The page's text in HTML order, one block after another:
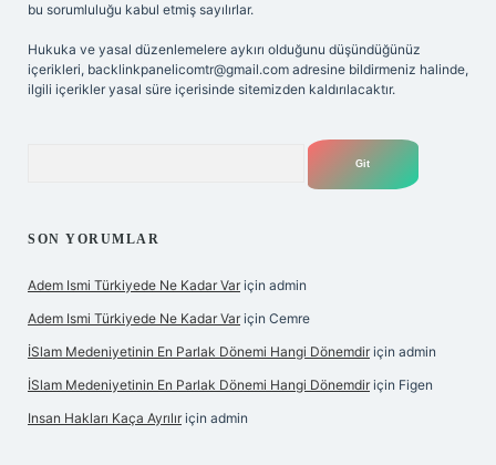
bu sorumluluğu kabul etmiş sayılırlar.
Hukuka ve yasal düzenlemelere aykırı olduğunu düşündüğünüz
içerikleri, backlinkpanelicomtr@gmail.com adresine bildirmeniz halinde,
ilgili içerikler yasal süre içerisinde sitemizden kaldırılacaktır.
SON YORUMLAR
Adem Ismi Türkiyede Ne Kadar Var için admin
Adem Ismi Türkiyede Ne Kadar Var için Cemre
İSlam Medeniyetinin En Parlak Dönemi Hangi Dönemdir için admin
İSlam Medeniyetinin En Parlak Dönemi Hangi Dönemdir için Figen
Insan Hakları Kaça Ayrılır için admin